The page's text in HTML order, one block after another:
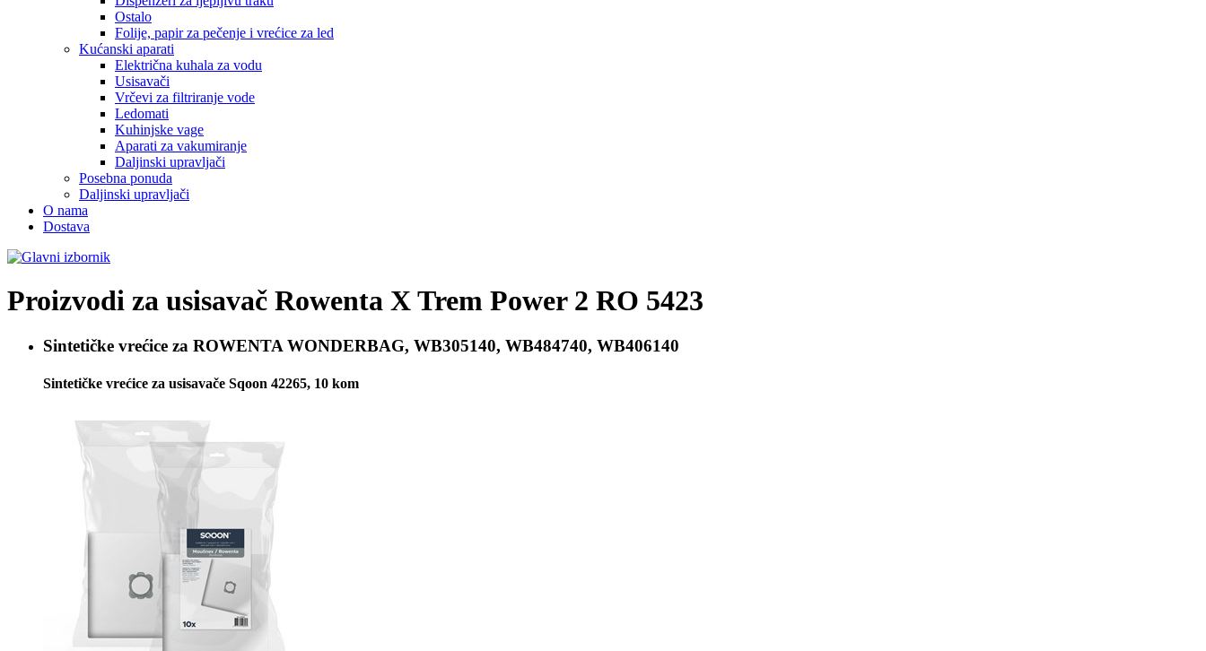
Ostalo
Folije, papir za pečenje i vrećice za led
Kućanski aparati
Električna kuhala za vodu
Usisavači
Vrčevi za filtriranje vode
Ledomati
Kuhinjske vage
Aparati za vakumiranje
Daljinski upravljači
Posebna ponuda
Daljinski upravljači
O nama
Dostava
Proizvodi za usisavač Rowenta X Trem Power 2 RO 5423
Sintetičke vrećice za ROWENTA WONDERBAG, WB305140, WB484740, WB406140
Sintetičke vrećice za usisavače Sqoon 42265, 10 kom